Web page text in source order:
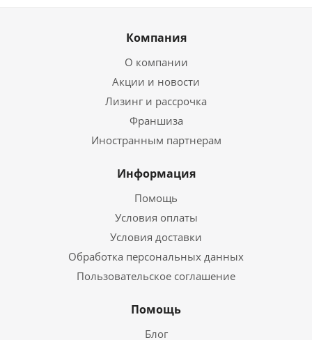
Компания
О компании
Акции и новости
Лизинг и рассрочка
Франшиза
Иностранным партнерам
Информация
Помощь
Условия оплаты
Условия доставки
Обработка персональных данных
Пользовательское соглашение
Помощь
Блог